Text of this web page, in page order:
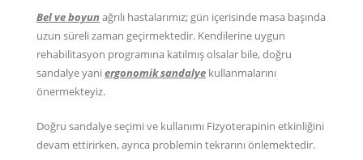
Bel ve boyun ağrılı hastalarımız; gün içerisinde masa başında
uzun süreli zaman geçirmektedir. Kendilerine uygun
rehabilitasyon programına katılmış olsalar bile, doğru
sandalye yaniergonomik sandalye kullanmalarını
önermekteyiz.
Doğru sandalye seçimi ve kullanımı Fizyoterapinin etkinliğini
devam ettirirken, ayrıca problemin tekrarını önlemektedir.